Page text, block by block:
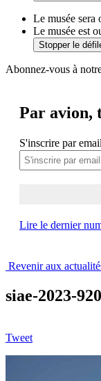
Le musée sera
Le musée est
Stopper le
Abonnez-vous à
Par avion,
S'inscrire par
Lire le dernier
Revenir aux
siae-2023-
Tweet